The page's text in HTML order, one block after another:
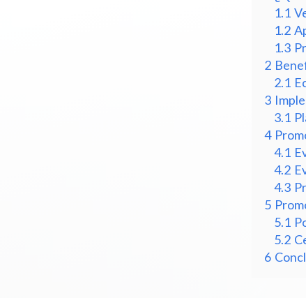
1.1
1.2
1.3
2
2.1
3
3.1
4
4.1
4.2
4.3
5
5.1
5.2
6